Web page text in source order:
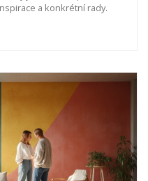
a konkrétní rady.